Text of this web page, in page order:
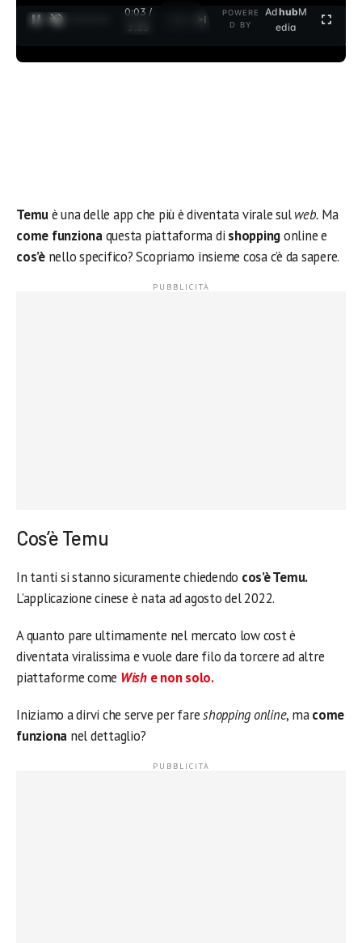
0:04 /
3:35
POWERE
D BY
AdhubM
edia
Temuè una delle app che più è diventata virale sulweb. Ma
come funzionaquesta piattaforma di shoppingonline e
cos’ènello specifico? Scopriamo insieme cosa c’è da sapere.
Cos’è Temu
In tanti si stanno sicuramente chiedendo cos’è Temu.
L’applicazione cinese è nata ad agosto del 2022.
A quanto pare ultimamente nel mercato low cost è
diventata viralissima e vuole dare filo da torcere ad altre
piattaforme come Wishe non solo.
Iniziamo a dirvi che serve per fareshopping online, macome
funziona nel dettaglio?